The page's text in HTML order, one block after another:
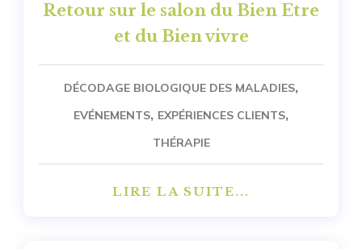
Retour sur le salon du Bien Etre
et du Bien vivre
DÉCODAGE BIOLOGIQUE DES MALADIES,
EVÉNEMENTS, EXPÉRIENCES CLIENTS,
THÉRAPIE
LIRE LA SUITE...